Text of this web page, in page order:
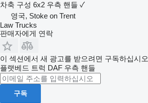
차축 구성 6x2 우측 핸들 ✓
영국, Stoke on Trent
Law Trucks
판매자에게 연락
이 섹션에서 새 광고를 받으려면 구독하십시오
플랫베드 트럭 DAF 우측 핸들
구독